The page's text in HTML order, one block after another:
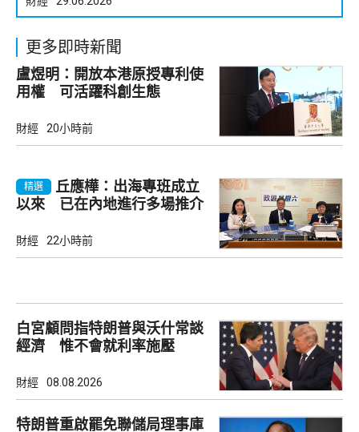
更多即時新聞
盧煜明：開放本港原授專利使
用權 可活躍科創生態
財經 20小時前
精選
丘應樺：出海專班成立
以來 已在內地進行多場推介
財經 22小時前
白宮顧問指特朗普與沃什常談
經濟 惟不會就利率施壓
財經 08.08.2026
特朗普重啟罷免聯儲局理事庫